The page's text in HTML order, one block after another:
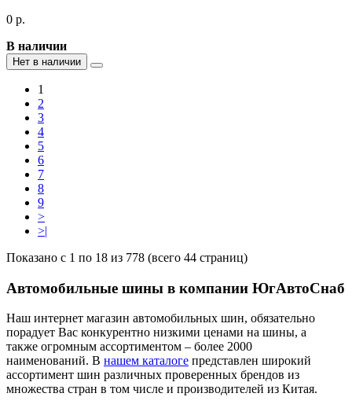
0 р.
В наличии
Нет в наличии
1
2
3
4
5
6
7
8
9
>
>|
Показано с 1 по 18 из 778 (всего 44 страниц)
Автомобильные шины в компании ЮгАвтоСнаб
Наш интернет магазин автомобильных шин, обязательно
порадует Вас конкурентно низкими ценами на шины, а
также огромным ассортиментом – более 2000
наименований. В нашем каталоге представлен широкий
ассортимент шин различных проверенных брендов из
множества стран в том числе и производителей из Китая.